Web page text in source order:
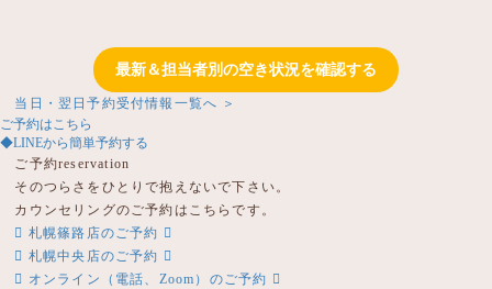
最新＆担当者別の空き状況を確認する
当日・翌日予約受付情報一覧へ ＞
ご予約はこちら
◆LINEから簡単予約する
ご予約reservation
そのつらさをひとりで抱えないで下さい。
カウンセリングのご予約はこちらです。
札幌篠路店のご予約
札幌中央店のご予約
オンライン（電話、Zoom）のご予約